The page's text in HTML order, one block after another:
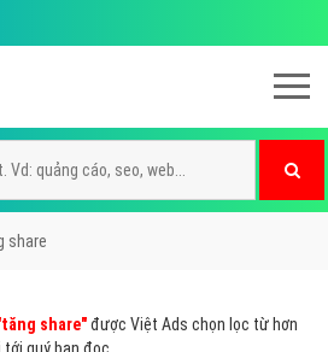
share
share"được Việt Ads chọn lọc từ hơn